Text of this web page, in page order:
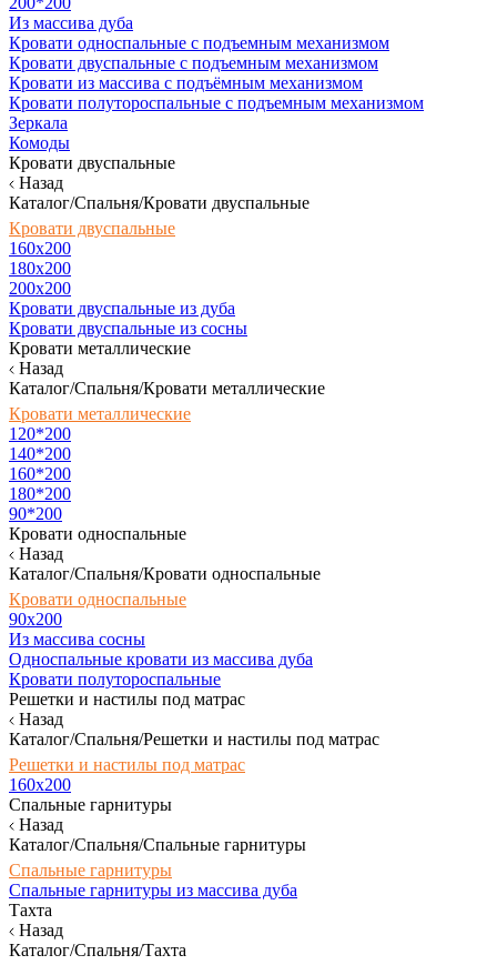
Из массива дуба
Кровати односпальные с подъемным механизмом
Кровати двуспальные с подъемным механизмом
Кровати из массива с подъёмным механизмом
Кровати полутороспальные с подъемным механизмом
Зеркала
Комоды
Кровати двуспальные
Назад
Каталог/Спальня/Кровати двуспальные
Кровати двуспальные
160х200
180x200
200x200
Кровати двуспальные из дуба
Кровати двуспальные из сосны
Кровати металлические
Назад
Каталог/Спальня/Кровати металлические
Кровати металлические
120*200
140*200
160*200
180*200
90*200
Кровати односпальные
Назад
Каталог/Спальня/Кровати односпальные
Кровати односпальные
90х200
Из массива сосны
Односпальные кровати из массива дуба
Кровати полутороспальные
Решетки и настилы под матрас
Назад
Каталог/Спальня/Решетки и настилы под матрас
Решетки и настилы под матрас
160х200
Спальные гарнитуры
Назад
Каталог/Спальня/Спальные гарнитуры
Спальные гарнитуры
Спальные гарнитуры из массива дуба
Тахта
Назад
Каталог/Спальня/Тахта